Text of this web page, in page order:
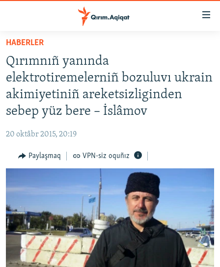
Esas
qaytmaq
Baş
navigatsiyağa
qaytmaq
Qıdıruvğa
SİYASET
İQTİSADİYAT
CEMİYET
İNSAN AQLARI
VİDEO
BLOGLAR
FİKİR
Русский
Українською
HABERLER
Qırımnıñ yanında
elektrotiremelerniñ bozuluvı ukrain
akimiyetiniñ areketsizliginden
sebep yüz bere – İslâmov
20 oktâbr 2015, 20:19
Paylaşmaq VPN-siz oquñız